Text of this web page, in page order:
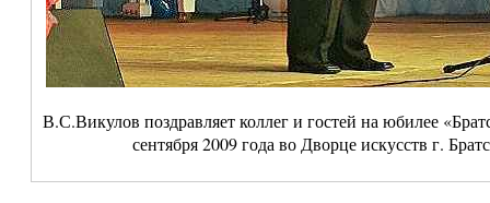
В.С.Викулов поздравляет коллег и гостей на юбилее
сентября 2009 года во Дворце искусств г.